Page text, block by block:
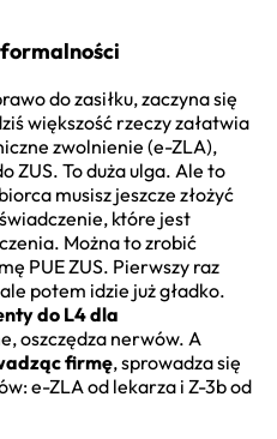
do zasiłku, zaczyna się
większość rzeczy załatwia
zwolnienie (e-ZLA),
ZUS. To duża ulga. Ale to
musisz jeszcze złożyć
które jest
Można to zrobić
PUE ZUS. Pierwszy raz
potem idzie już gładko.
do L4 dla
oszczędza nerwów. A
firmę, sprowadza się
e-ZLA od lekarza i Z-3b od